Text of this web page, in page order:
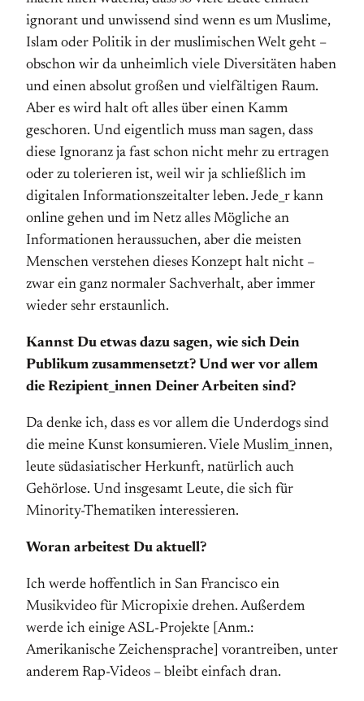
ignorant und unwissend sind wenn es um Muslime,
Islam oder Politik in der muslimischen Welt geht –
obschon wir da unheimlich viele Diversitäten haben
und einen absolut großen und vielfältigen Raum.
Aber es wird halt oft alles über einen Kamm
geschoren. Und eigentlich muss man sagen, dass
diese Ignoranz ja fast schon nicht mehr zu ertragen
oder zu tolerieren ist, weil wir ja schließlich im
digitalen Informationszeitalter leben. Jede_r kann
online gehen und im Netz alles Mögliche an
Informationen heraussuchen, aber die meisten
Menschen verstehen dieses Konzept halt nicht –
zwar ein ganz normaler Sachverhalt, aber immer
wieder sehr erstaunlich.
Kannst Du etwas dazu sagen, wie sich Dein
Publikum zusammensetzt? Und wer vor allem
die Rezipient_innen Deiner Arbeiten sind?
Da denke ich, dass es vor allem die Underdogs sind
die meine Kunst konsumieren. Viele Muslim_innen,
leute südasiatischer Herkunft, natürlich auch
Gehörlose. Und insgesamt Leute, die sich für
Minority-Thematiken interessieren.
Woran arbeitest Du aktuell?
Ich werde hoffentlich in San Francisco ein
Musikvideo für Micropixie drehen. Außerdem
werde ich einige ASL-Projekte [Anm.:
Amerikanische Zeichensprache] vorantreiben, unter
anderem Rap-Videos – bleibt einfach dran.